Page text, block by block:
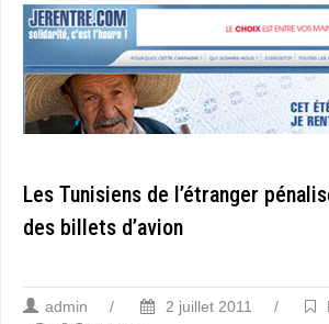
Les Tunisiens de l’étranger
des billets d’avion
admin / 2 juillet 2011 /